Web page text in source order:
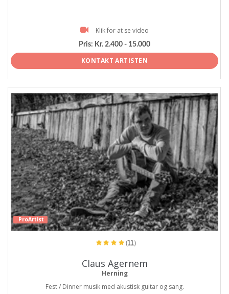
Klik for at se video
Pris: Kr. 2.400 - 15.000
KONTAKT ARTISTEN
ProArtist
(11)
Claus Agernem
Herning
Fest / Dinner musik med akustisk guitar og sang.